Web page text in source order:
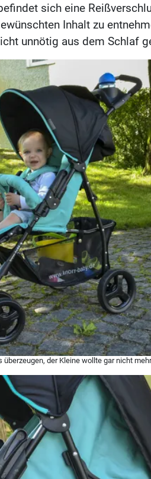
sich eine
Inhalt zu
unnötig aus dem Schlaf
der Kleine wollte gar nicht